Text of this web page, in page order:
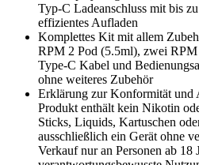
Typ-C Ladeanschluss mit bis
effizientes Aufladen
Komplettes Kit mit allem
RPM 2 Pod (5.5ml), zwei
Type-C Kabel und
ohne weiteres Zubehör
Erklärung zur Konformität und
Produkt enthält kein Nikotin
Sticks, Liquids, Kartuschen
ausschließlich ein Gerät ohne
Verkauf nur an Personen ab 18